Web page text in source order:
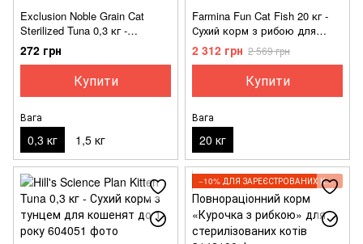
Exclusion Noble Grain Cat
Sterilized Tuna 0,3 кг -
Монопротеїновий Сухий корм
з тунцем для дорослих
стерилізованих котів всіх
272 грн
Купити
Вага
0,3 кг 1,5 кг
Farmina Fun Cat Fish 20 кг -
Сухий корм з рибою для
котів з нормальним рівнем
фізичної активності
2 312 грн 2 569 грн
Купити
Вага
20 кг
−10% ДЛЯ ЗАРЕЄСТРОВАНИХ КЛІЄНТІВ